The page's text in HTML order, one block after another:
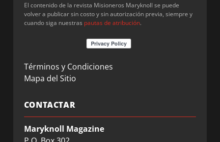
El contenido de la revista Misioneros Maryknoll se puede
volver a publicar sin costo y sin autorización previa, siempre y
cuando siga nuestras pautas de atribución.
Términos y Condiciones
Mapa del Sitio
CONTACTAR
Maryknoll Magazine